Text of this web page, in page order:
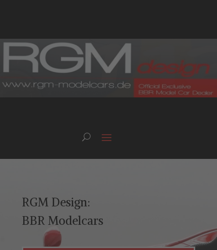
RGM Design:
BBR Modelcars